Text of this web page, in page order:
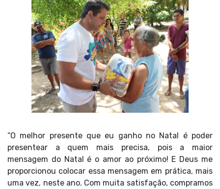
“O melhor presente que eu ganho no Natal é poder
presentear a quem mais precisa, pois a maior
mensagem do Natal é o amor ao próximo! E Deus me
proporcionou colocar essa mensagem em prática, mais
uma vez, neste ano. Com muita satisfação, compramos